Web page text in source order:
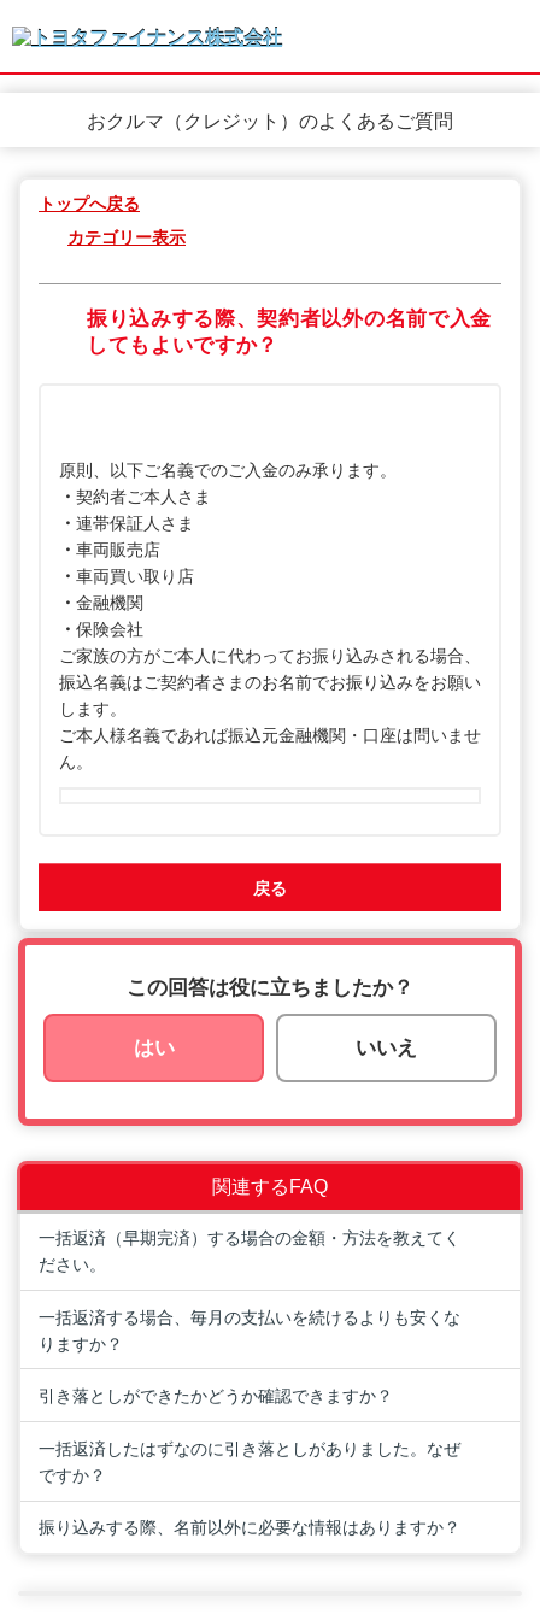
おクルマ（クレジット）のよくあるご質問
トップへ戻る
カテゴリー表示
振り込みする際、契約者以外の名前で入金
してもよいですか？
原則、以下ご名義でのご入金のみ承ります。
・ 契約者ご本人さま
・ 連帯保証人さま
・ 車両販売店
・ 車両買い取り店
・ 金融機関
・ 保険会社
ご家族の方がご本人に代わってお振り込みされる場合、
振込名義はご契約者さまのお名前でお振り込みをお願い
します。
ご本人様名義であれば振込元金融機関・口座は問いませ
ん。
戻る
この回答は役に立ちましたか？
はい いいえ
関連するFAQ
一括返済（早期完済）する場合の金額・方法を教えてく
ださい。
一括返済する場合、毎月の支払いを続けるよりも安くな
りますか？
引き落としができたかどうか確認できますか？
一括返済したはずなのに引き落としがありました。なぜ
ですか？
振り込みする際、名前以外に必要な情報はありますか？